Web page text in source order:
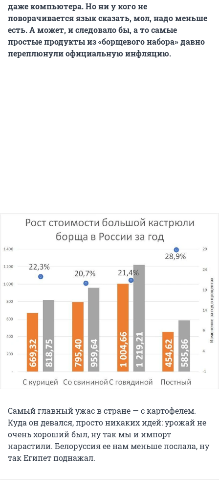
даже компьютера. Но ни у кого не
поворачивается язык сказать, мол, надо меньше
есть. А может, и следовало бы, а то самые
простые продукты из «борщевого набора» давно
переплюнули официальную инфляцию.
Самый главный ужас в стране — с картофелем.
Куда он девался, просто никаких идей: урожай не
очень хороший был, ну так мы и импорт
нарастили. Белоруссия ее нам меньше послала, ну
так Египет поднажал.